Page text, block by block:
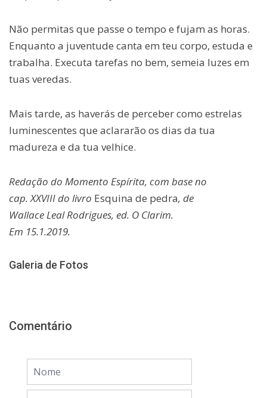
Não permitas que passe o tempo e fujam as horas.
Enquanto a juventude canta em teu corpo, estuda e
trabalha. Executa tarefas no bem, semeia luzes em
tuas veredas.
Mais tarde, as haverás de perceber como estrelas
luminescentes que aclararão os dias da tua
madureza e da tua velhice.
Redação do Momento Espírita, com base no
cap. XXVIII do livro Esquina de pedra, de
Wallace Leal Rodrigues, ed. O Clarim.
Em 15.1.2019.
Galeria de Fotos
Comentário